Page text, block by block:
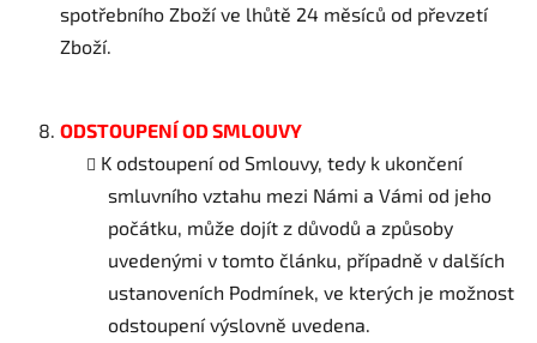
spotřebního Zboží ve lhůtě 24 měsíců od převzetí
Zboží.
ODSTOUPENÍ OD SMLOUVY
K odstoupení od Smlouvy, tedy k ukončení
smluvního vztahu mezi Námi a Vámi od jeho
počátku, může dojít z důvodů a způsoby
uvedenými v tomto článku, případně v dalších
ustanoveních Podmínek, ve kterých je možnost
odstoupení výslovně uvedena.